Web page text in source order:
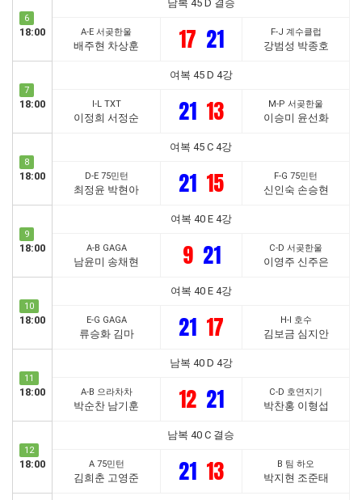
6
18:00
남복 45 D 결승
A-E 서곶한울
배주현 차상훈 17 21 F-J 계수클럽
강범성 박종호
7
18:00
여복 45 D 4강
I-L TXT
이정희 서정순 21 13 M-P 서곶한울
이승미 윤선화
8
18:00
여복 45 C 4강
D-E 75민턴
최정윤 박현아 21 15 F-G 75민턴
신인숙 손승현
9
18:00
여복 40 E 4강
A-B GAGA
남윤미 송채현 9 21 C-D 서곶한울
이영주 신주은
10
18:00
여복 40 E 4강
E-G GAGA
류승화 김마 21 17 H-I 호수
김보금 심지안
11
18:00
남복 40 D 4강
A-B 으라차차
박순찬 남기훈 12 21 C-D 호연지기
박찬홍 이형섭
12
18:00
남복 40 C 결승
A 75민턴
김희춘 고영준 21 13 B 팀 하오
박지현 조준태